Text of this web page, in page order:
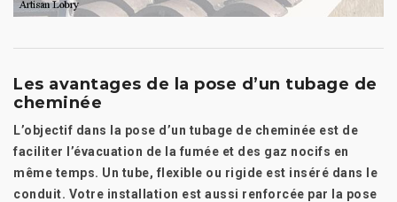
Les avantages de la pose d’un tubage de
cheminée
L’objectif dans la pose d’un tubage de cheminée est de
faciliter l’évacuation de la fumée et des gaz nocifs en
même temps. Un tube, flexible ou rigide est inséré dans le
conduit. Votre installation est aussi renforcée par la pose